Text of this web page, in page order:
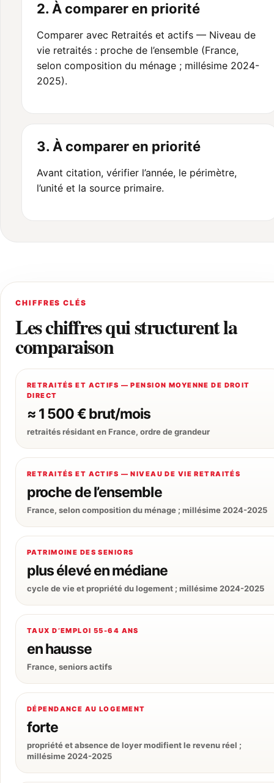
2. À comparer en priorité
Comparer avec Retraités et actifs — Niveau de
vie retraités : proche de l’ensemble (France,
selon composition du ménage ; millésime 2024-
2025).
3. À comparer en priorité
Avant citation, vérifier l’année, le périmètre,
l’unité et la source primaire.
CHIFFRES CLÉS
Les chiffres qui structurent la
comparaison
RETRAITÉS ET ACTIFS — PENSION MOYENNE DE DROIT
DIRECT
≈ 1 500 € brut/mois
retraités résidant en France, ordre de grandeur
RETRAITÉS ET ACTIFS — NIVEAU DE VIE RETRAITÉS
proche de l’ensemble
France, selon composition du ménage ; millésime 2024-2025
PATRIMOINE DES SENIORS
plus élevé en médiane
cycle de vie et propriété du logement ; millésime 2024-2025
TAUX D’EMPLOI 55-64 ANS
en hausse
France, seniors actifs
DÉPENDANCE AU LOGEMENT
forte
propriété et absence de loyer modifient le revenu réel ;
millésime 2024-2025